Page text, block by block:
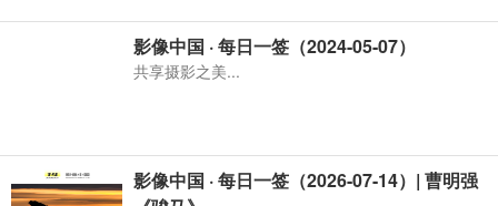
影像中国 · 每日一签（2024-05-07）
共享摄影之美...
影像中国 · 每日一签（2026-07-14）| 曹明强